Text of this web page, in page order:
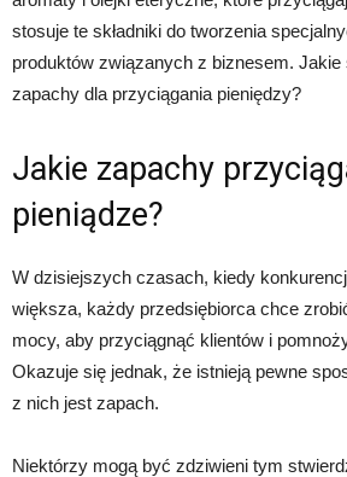
stosuje te składniki do tworzenia
produktów związanych z biznesem.
zapachy dla przyciągania pieniędzy?
Jakie zapachy
pieniądze?
W dzisiejszych czasach, kiedy
większa, każdy przedsiębiorca chce
mocy, aby przyciągnąć klientów i
Okazuje się jednak, że istnieją pewne
z nich jest zapach.
Niektórzy mogą być zdziwieni tym